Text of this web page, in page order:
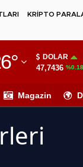
KRİPTO
° DOLAR
47,7436 %0.18
Magazin